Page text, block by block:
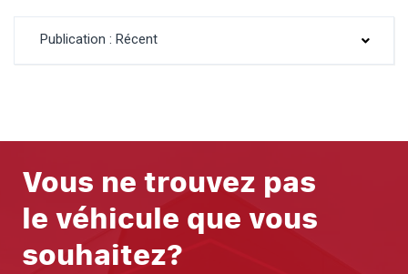
Publication : Récent
Vous ne trouvez pas
le véhicule que vous
souhaitez?